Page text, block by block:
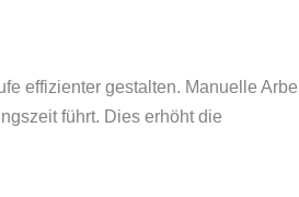
effizienter gestalten. Manuelle
führt. Dies erhöht die